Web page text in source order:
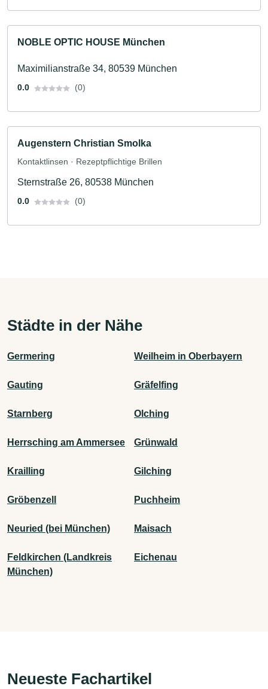
NOBLE OPTIC HOUSE München
Maximilianstraße 34, 80539 München
0.0 (0)
Augenstern Christian Smolka
Kontaktlinsen · Rezeptpflichtige Brillen
Sternstraße 26, 80538 München
0.0 (0)
Städte in der Nähe
Germering Weilheim in Oberbayern
Gauting Gräfelfing
Starnberg Olching
Herrsching am Ammersee Grünwald
Krailling Gilching
Gröbenzell Puchheim
Neuried (bei München) Maisach
Feldkirchen (Landkreis
München)
Eichenau
Neueste Fachartikel